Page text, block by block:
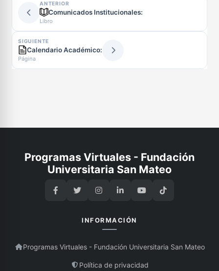
ANTERIOR
Comunicados Institucionales:
Libro
SIGUIENTE
Calendario Académico:
Página
Programas Virtuales - Fundación
Universitaria San Mateo
INFORMACIÓN
Programas Virtuales - Fundación Universitaria San Mateo
Política de privacidad